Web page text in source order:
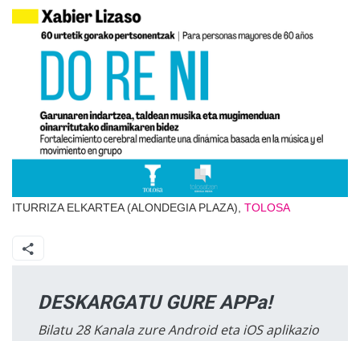
ITURRIZA ELKARTEA (ALONDEGIA PLAZA), TOLOSA
DESKARGATU GURE APPa!
Bilatu 28 Kanala zure Android eta iOS aplikazio